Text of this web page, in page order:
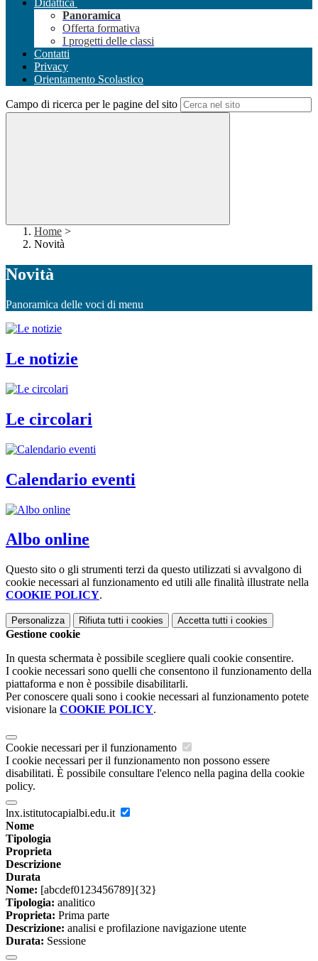
Didattica
Panoramica
Offerta formativa
I progetti delle classi
Contatti
Privacy
Orientamento Scolastico
Campo di ricerca per le pagine del sito
Home >
Novità
Novità
Panoramica delle voci di menu
Le notizie
Le circolari
Calendario eventi
Albo online
Questo sito o gli strumenti terzi da questo utilizzati si avvalgono di
cookie necessari al funzionamento ed utili alle finalità illustrate nella
COOKIE POLICY.
Personalizza Rifiuta tutti i cookies Accetta tutti i cookies
Gestione cookie
In questa schermata è possibile scegliere quali cookie consentire.
I cookie necessari sono quelli che consentono il funzionamento della
piattaforma e non è possibile disabilitarli.
Per conoscere quali sono i cookie necessari al funzionamento potete
visionare la COOKIE POLICY.
Cookie necessari per il funzionamento
I cookie necessari per il funzionamento non possono essere
disabilitati. È possibile consultare l'elenco nella pagina della cookie
policy.
lnx.istitutocapialbi.edu.it
Nome
Tipologia
Proprieta
Descrizione
Durata
Nome: [abcdef0123456789]{32}
Tipologia: analitico
Proprieta: Prima parte
Descrizione: analisi e profilazione navigazione utente
Durata: Sessione